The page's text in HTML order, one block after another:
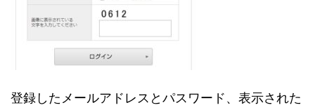
登録したメールアドレスとパスワード、表示された